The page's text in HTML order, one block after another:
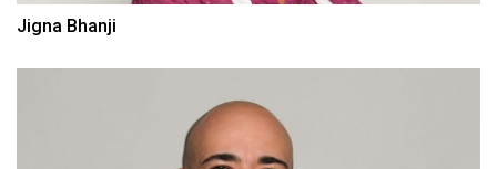
Jigna Bhanji